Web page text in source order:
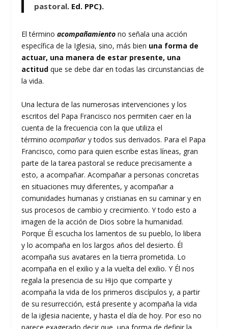
pastoral. Ed. PPC).
El términoacompañamiento no señala una acción
específica de la Iglesia, sino, más bien una forma de
actuar, una manera de estar presente, una
actitudque se debe dar en todas las circunstancias de
la vida.
Una lectura de las numerosas intervenciones y los
escritos del Papa Francisco nos permiten caer en la
cuenta de la frecuencia con la que utiliza el
términoacompañar y todos sus derivados. Para el Papa
Francisco, como para quien escribe estas líneas, gran
parte de la tarea pastoral se reduce precisamente a
esto, a acompañar. Acompañar a personas concretas
en situaciones muy diferentes, y acompañar a
comunidades humanas y cristianas en su caminar y en
sus procesos de cambio y crecimiento. Y todo esto a
imagen de la acción de Dios sobre la humanidad.
Porque Él escucha los lamentos de su pueblo, lo libera
y lo acompaña en los largos años del desierto. Él
acompaña sus avatares en la tierra prometida. Lo
acompaña en el exilio y a la vuelta del exilio. Y Él nos
regala la presencia de su Hijo que comparte y
acompaña la vida de los primeros discípulos y, a partir
de su resurrección, está presente y acompaña la vida
de la iglesia naciente, y hasta el día de hoy. Por eso no